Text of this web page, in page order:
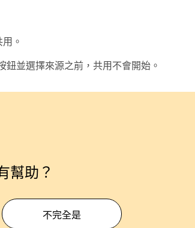
。
鈕並選擇來源之前，共用不會開始。
幫助？
不完全是